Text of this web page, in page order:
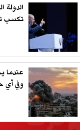
تكسب
عندما
وفي أي